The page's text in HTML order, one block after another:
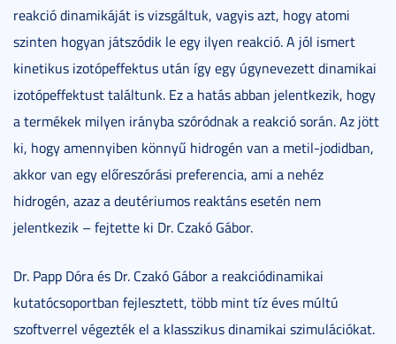
reakció dinamikáját is vizsgáltuk, vagyis azt, hogy atomi
szinten hogyan játszódik le egy ilyen reakció. A jól ismert
kinetikus izotópeffektus után így egy úgynevezett dinamikai
izotópeffektust találtunk. Ez a hatás abban jelentkezik, hogy
a termékek milyen irányba szóródnak a reakció során. Az jött
ki, hogy amennyiben könnyű hidrogén van a metil-jodidban,
akkor van egy előreszórási preferencia, ami a nehéz
hidrogén, azaz a deutériumos reaktáns esetén nem
jelentkezik – fejtette ki Dr. Czakó Gábor.
Dr. Papp Dóra és Dr. Czakó Gábor a reakciódinamikai
kutatócsoportban fejlesztett, több mint tíz éves múltú
szoftverrel végezték el a klasszikus dinamikai szimulációkat.